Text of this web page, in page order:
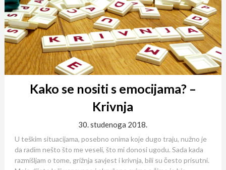
Kako se nositi s emocijama? –
Krivnja
30. studenoga 2018.
U teškim situacijama, posebno onima koje dugo traju, nužno je
da radim nešto što me veseli, što mi donosi ugodu. Sada kada
razmišljam o tome, grižnja savjest i krivnja, bili su često prisutni.